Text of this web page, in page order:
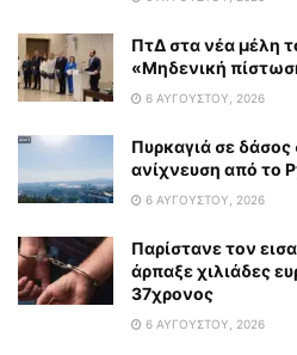
ΠτΔ στα νέα μέλη
«Μηδενική
6 ΑΥΓΟΎΣΤΟΥ, 2026
Πυρκαγιά σε δάσος
ανίχνευση από το
6 ΑΥΓΟΎΣΤΟΥ, 2026
Παρίστανε τον
άρπαξε χιλιάδες
37χρονος
6 ΑΥΓΟΎΣΤΟΥ, 2026